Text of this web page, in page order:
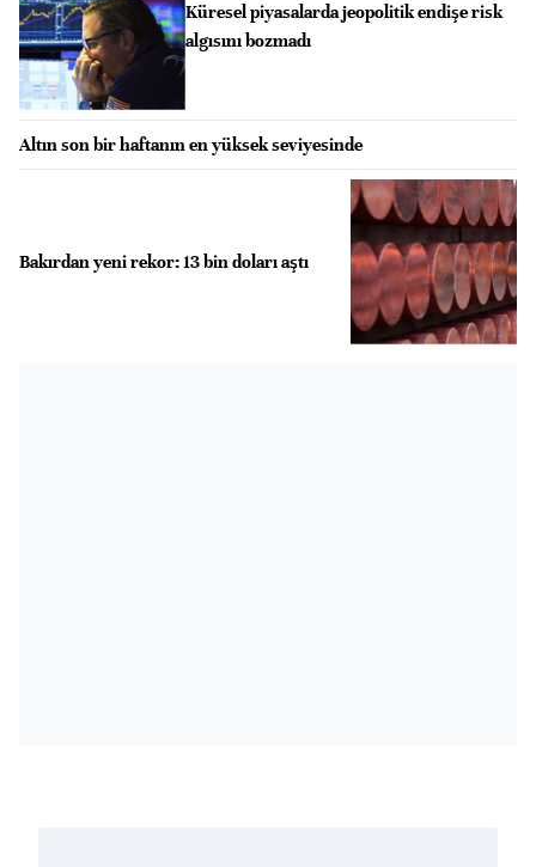
Küresel piyasalarda jeopolitik endişe risk
algısını bozmadı
Altın son bir haftanın en yüksek seviyesinde
Bakırdan yeni rekor: 13 bin doları aştı